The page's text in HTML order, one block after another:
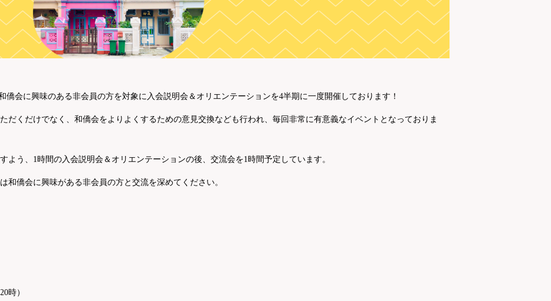
僑会に興味のある非会員の方を対象に入会説明会＆オリエンテーションを4半期に一度開催しております！
だくだけでなく、和僑会をよりよくするための意見交換なども行われ、毎回非常に有意義なイベントとなっておりま
よう、1時間の入会説明会＆オリエンテーションの後、交流会を1時間予定しています。
和僑会に興味がある非会員の方と交流を深めてください。
時）